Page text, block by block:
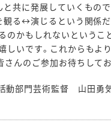
共に発展していくもの
る↔演じるという関係
のかもしれないという
いです。これからもよ
んのご参加お待ちしてお
部門芸術監督 山田勇